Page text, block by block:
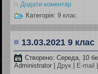
Додати коментар
Категорія:9 клас
13.03.2021 9 клас
Створено: Середа, 10
Administrator |Друк E-mail